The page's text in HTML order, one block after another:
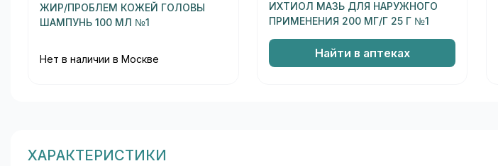
ЖИР/ПРОБЛЕМ КОЖЕЙ ГОЛОВЫ
ШАМПУНЬ 100 МЛ №1
Нет в наличии в Москве
ИХТИОЛ МАЗЬ ДЛЯ НАРУЖНОГО
ПРИМЕНЕНИЯ 200 МГ/Г 25 Г №1
Найти в аптеках
ХАРАКТЕРИСТИКИ